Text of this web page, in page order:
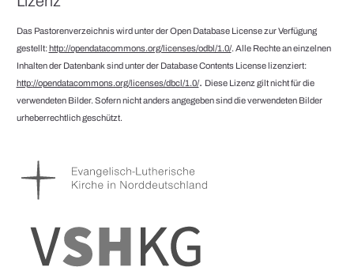
Das Pastorenverzeichnis wird unter der Open Database License zur Verfügung
gestellt:http://opendatacommons.org/licenses/odbl/1.0/. Alle Rechte an einzelnen
Inhalten der Datenbank sind unter der Database Contents License lizenziert:
http://opendatacommons.org/licenses/dbcl/1.0/. Diese Lizenz gilt nicht für die
verwendeten Bilder. Sofern nicht anders angegeben sind die verwendeten Bilder
urheberrechtlich geschützt.